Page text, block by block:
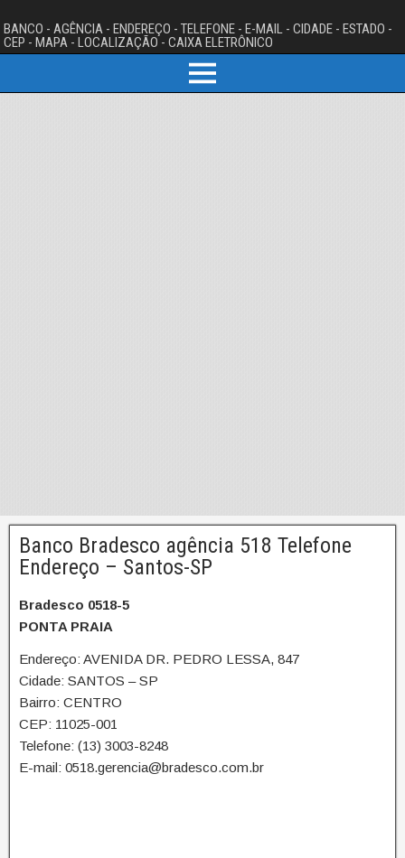
BANCO - AGÊNCIA - ENDEREÇO - TELEFONE - E-MAIL - CIDADE - ESTADO -
CEP - MAPA - LOCALIZAÇÃO - CAIXA ELETRÔNICO
Banco Bradesco agência 518 Telefone
Endereço – Santos-SP
Bradesco 0518-5
PONTA PRAIA
Endereço: AVENIDA DR. PEDRO LESSA, 847
Cidade: SANTOS – SP
Bairro: CENTRO
CEP: 11025-001
Telefone: (13) 3003-8248
E-mail: 0518.gerencia@bradesco.com.br